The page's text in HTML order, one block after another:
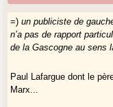
=)un publiciste de
n’a pas de rapport
de la Gascogne au sens
Paul Lafargue dont le
Marx...